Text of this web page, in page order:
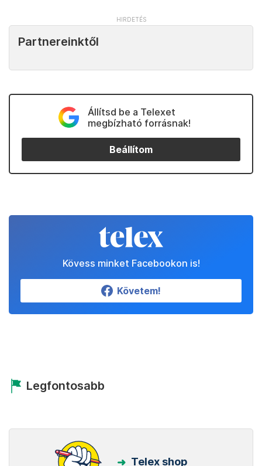
Partnereinktől
Állítsd be a Telexet
megbízható forrásnak!
Beállítom
Kövess minket Facebookon is!
Követem!
Legfontosabb
Telex shop